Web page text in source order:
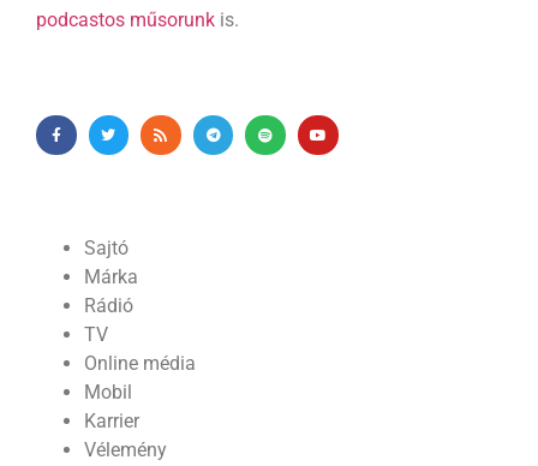
podcastos műsorunk is.
Sajtó
Márka
Rádió
TV
Online média
Mobil
Karrier
Vélemény